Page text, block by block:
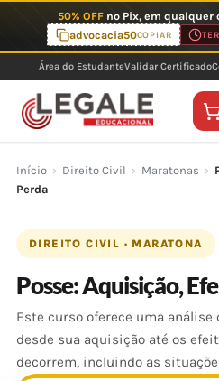
o
conteúdo
50% OFFno Pix, em qualquer
advocacia50COPIAR
Área do EstudanteValidar Certificado
Início › Direito Civil › Maratonas ›
Perda
DIREITO CIVIL · MARATONA
Posse: Aquisição,
Este curso oferece uma análise
desde sua aquisição até os
decorrem, incluindo as